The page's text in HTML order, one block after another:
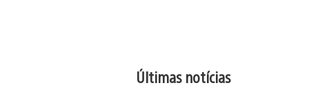
Últimas notícias